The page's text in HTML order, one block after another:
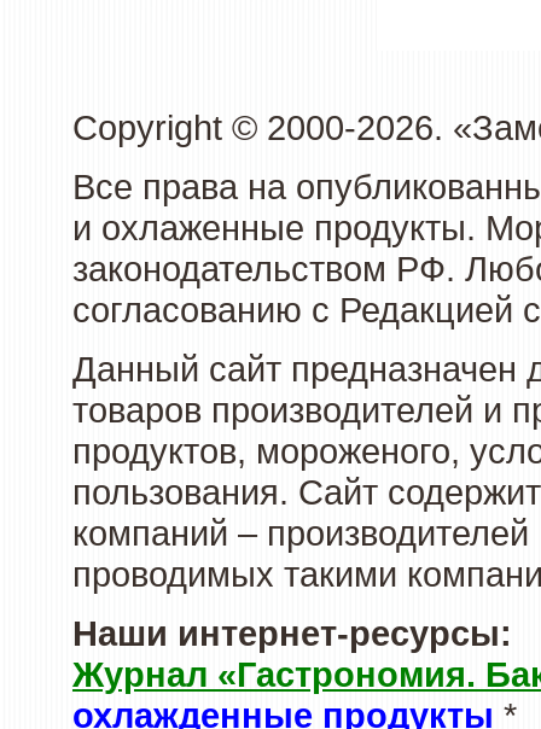
Copyright © 2000-2026.
Все права на
и охлаженные продукты.
законодательством РФ.
согласованию с Редакцией
Данный сайт предназначен
товаров производителей и
продуктов, мороженого,
пользования. Сайт
компаний –
проводимых такими
Наши интернет-ресурсы:
Журнал «Гастрономия.
охлажденные продукты *